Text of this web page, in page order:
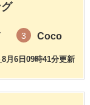
3 Coco
8月6日09時41分更新